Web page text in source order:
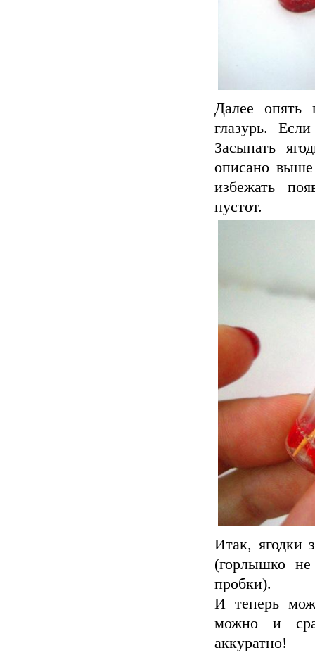
Далее опять
глазурь.
Засыпать
описано выше
избежать
пустот.
Итак, ягодки
(горлышко
пробки).
И теперь
можно и
аккуратно!